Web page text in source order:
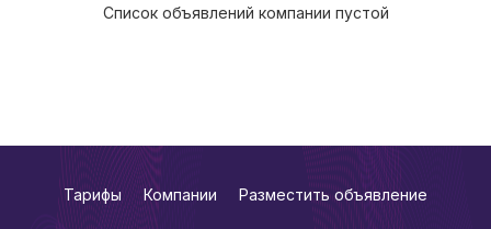
Список объявлений компании пустой
Тарифы Компании Разместить объявление